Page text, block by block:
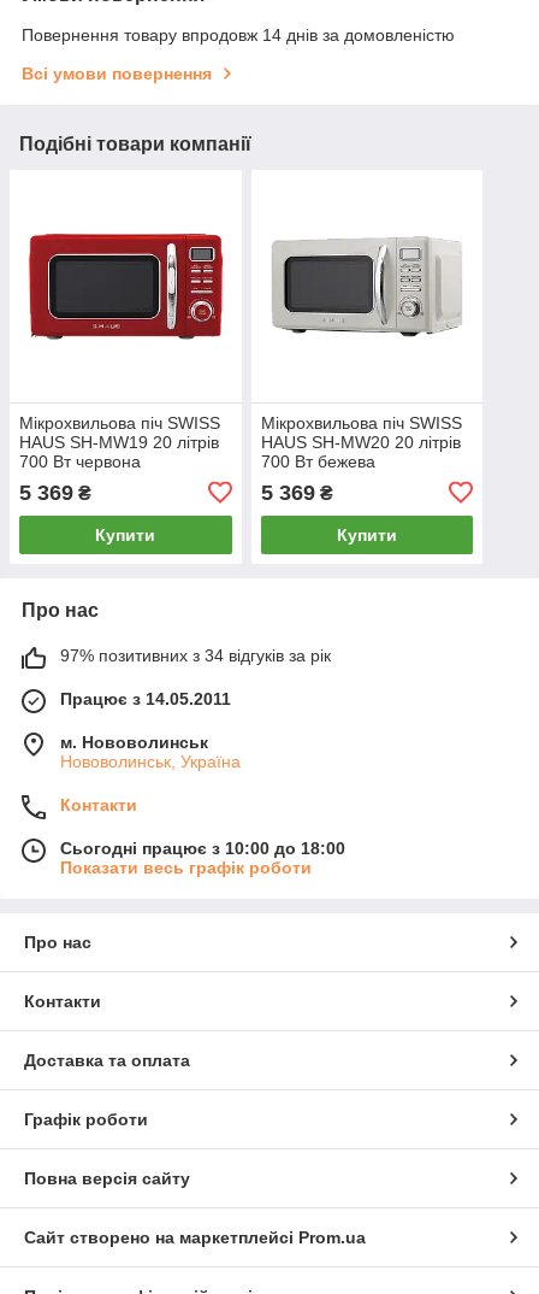
Повернення товару впродовж 14 днів за домовленістю
Всі умови повернення
Подібні товари компанії
Мікрохвильова піч SWISS
HAUS SH-MW19 20 літрів
700 Вт червона
5 369 ₴
Купити
Мікрохвильова піч SWISS
HAUS SH-MW20 20 літрів
700 Вт бежева
5 369₴
Купити
Про нас
97% позитивних з 34 відгуків за рік
Працює з 14.05.2011
м. Нововолинськ
Нововолинськ, Україна
Контакти
Сьогодні працює з 10:00 до 18:00
Показати весь графік роботи
Про нас
Контакти
Доставка та оплата
Графік роботи
Повна версія сайту
Сайт створено на маркетплейсі Prom.ua